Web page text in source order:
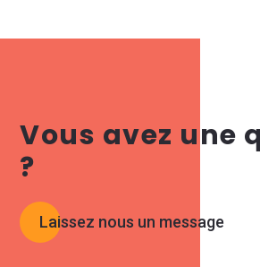
Vous avez une
?
Laissez nous un message